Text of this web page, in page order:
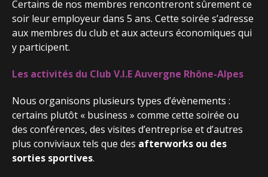
Certains de nos membres rencontreront sûrement ce
soir leur employeur dans 5 ans. Cette soirée s’adresse
aux membres du club et aux acteurs économiques qui
y participent.
Les activités du Club V.I.E Auvergne Rhône-Alpes
Nous organisons plusieurs types d’évènements :
certains plutôt « business » comme cette soirée ou
des conférences, des visites d’entreprise et d’autres
plus conviviaux tels que des afterworks ou des
sorties sportives.